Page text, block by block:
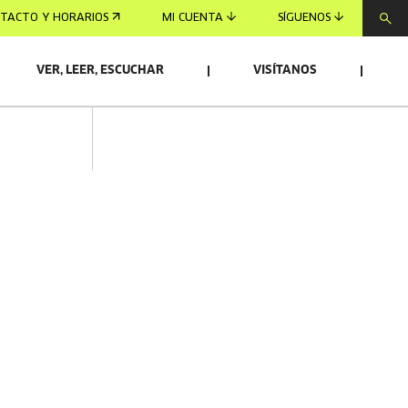
Y HORARIOS MI CUENTA SÍGUENOS
VER, LEER, ESCUCHAR VISÍTANOS